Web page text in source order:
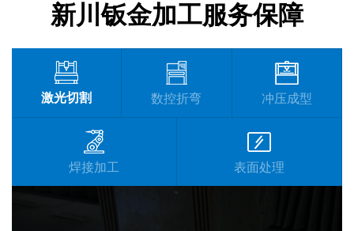
新川钣金加工服务保障
激光切割 数控折弯 冲压成型
焊接加工 表面处理